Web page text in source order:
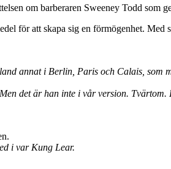
om barberaren Sweeney Todd som
för att skapa sig en förmögenhet.
annat i Berlin, Paris och Calais, som
det är han inte i vår version.
i var Kung Lear.